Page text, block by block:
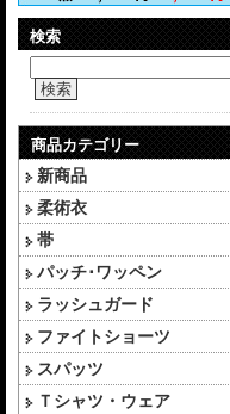
検索
検索
商品カテゴリー
新商品
柔術衣
帯
パッチ･ワッペン
ラッシュガード
ファイトショーツ
スパッツ
Ｔシャツ・ウェア